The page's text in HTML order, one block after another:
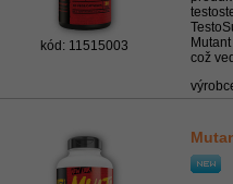
kód: 11515003
což